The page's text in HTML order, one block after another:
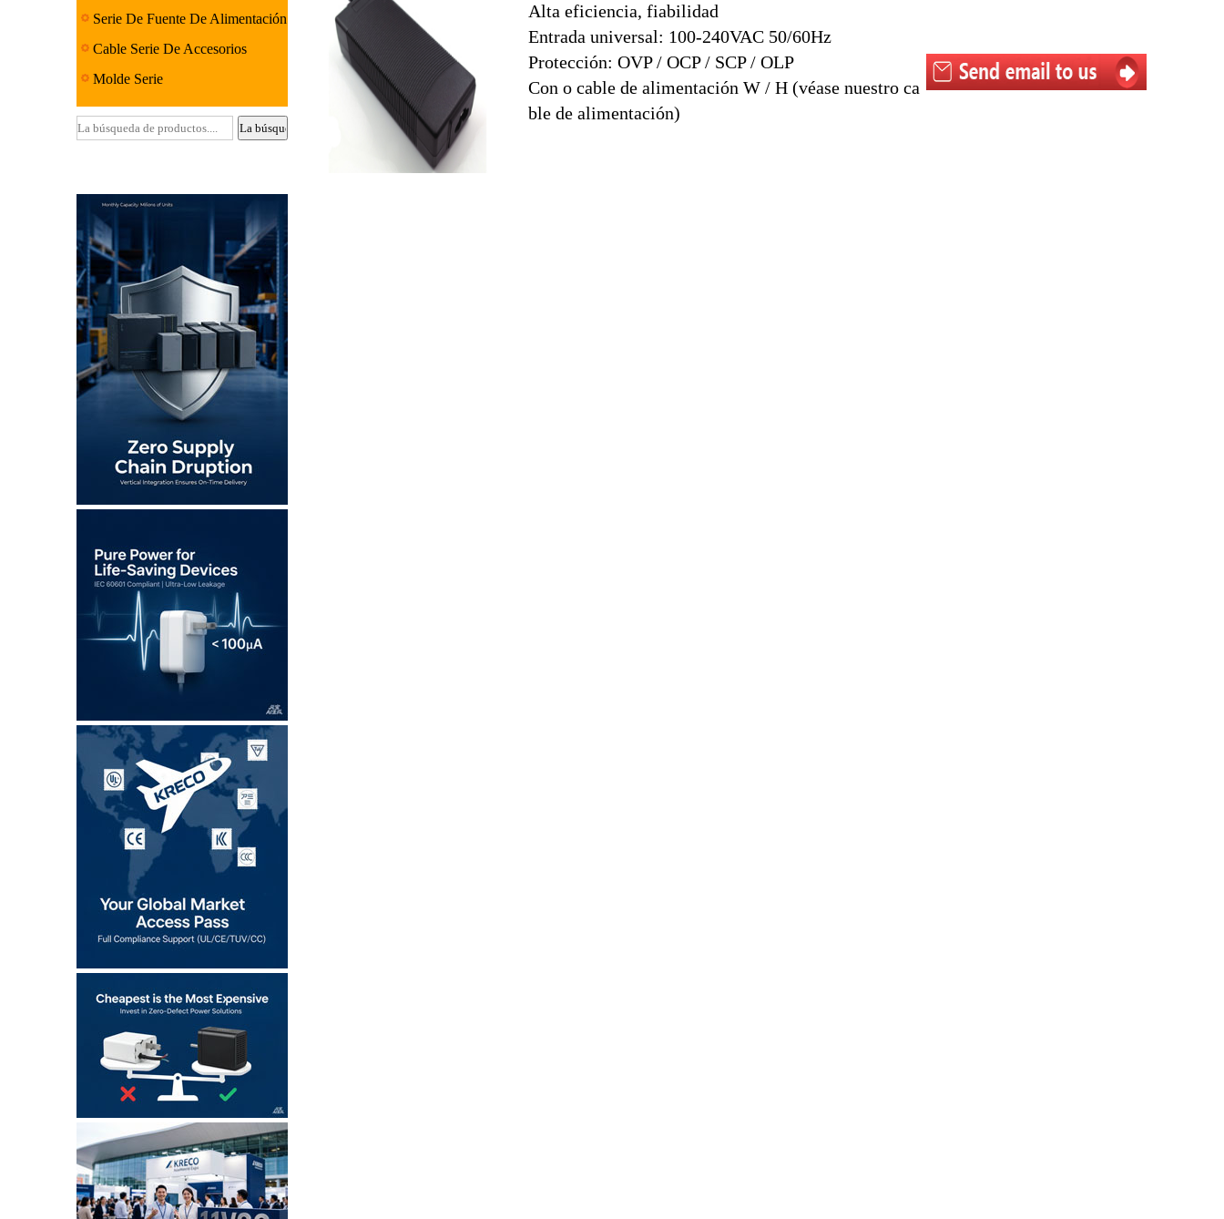
Serie De Fuente De Alimentación
Lineal
Cable Serie De Accesorios
Molde Serie
Alta eficiencia, fiabilidad
Entrada universal: 100-240VAC 50/60Hz
Protección: OVP / OCP / SCP / OLP
Con o cable de alimentación W / H (véase nuestro ca
ble de alimentación)